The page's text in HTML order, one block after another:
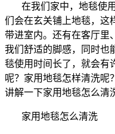
在我们家中，地毯使
们会在玄关铺上地毯，这
带进室内。还有在客厅里
我们舒适的脚感，同时也
毯使用时间长了，就会有
呢？家用地毯怎样清洗呢
讲解一下家用地毯怎么清
家用地毯怎么清洗